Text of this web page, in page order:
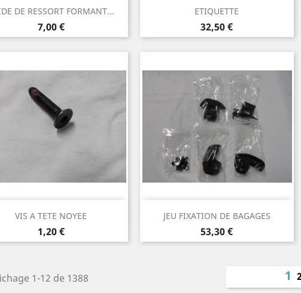
DE RESSORT FORMANT...
Prix
7,00 €
 Aperçu rapide ETIQUETTE
Prix
32,50 €
Aperçu rapide
VIS A TETE NOYEE
Prix
1,20 €
Aperçu rapide JEU FIXATION DE BAGAGES
Prix
53,30 €
Aperçu rapide
1-12 de 1388
1